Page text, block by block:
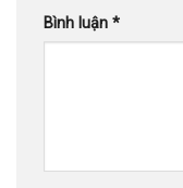
Bình luận *